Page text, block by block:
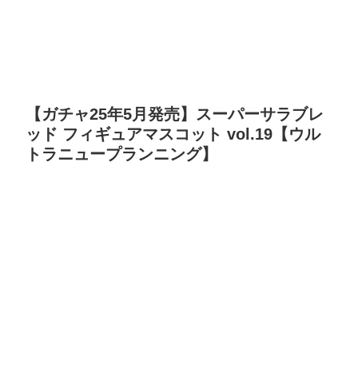
【ガチャ25年5月発売】スーパーサラブレ
ッド フィギュアマスコット vol.19【ウル
トラニュープランニング】